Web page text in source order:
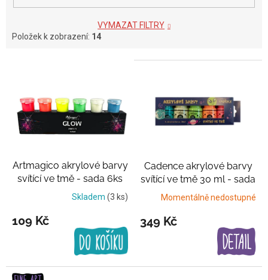
VYMAZAT FILTRY
Položek k zobrazení: 14
ů
Artmagico akrylové barvy
svítící ve tmě - sada 6ks
Skladem (3 ks)
109 Kč
Cadence akrylové barvy
svítící ve tmě 30 ml - sada
5ks
Výhodné balení
Momentálně nedostupné
349 Kč